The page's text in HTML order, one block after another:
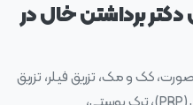
دکتر برداشتن خال در
کک و مک، تزریق فیلر، تزریق